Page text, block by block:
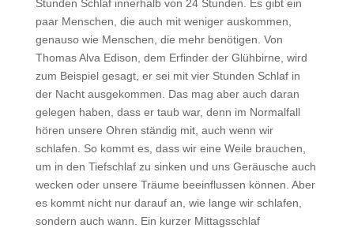
Stunden Schlaf innerhalb von 24 Stunden. Es gibt ein
paar Menschen, die auch mit weniger auskommen,
genauso wie Menschen, die mehr benötigen. Von
Thomas Alva Edison, dem Erfinder der Glühbirne, wird
zum Beispiel gesagt, er sei mit vier Stunden Schlaf in
der Nacht ausgekommen. Das mag aber auch daran
gelegen haben, dass er taub war, denn im Normalfall
hören unsere Ohren ständig mit, auch wenn wir
schlafen. So kommt es, dass wir eine Weile brauchen,
um in den Tiefschlaf zu sinken und uns Geräusche auch
wecken oder unsere Träume beeinflussen können. Aber
es kommt nicht nur darauf an, wie lange wir schlafen,
sondern auch wann. Ein kurzer Mittagsschlaf